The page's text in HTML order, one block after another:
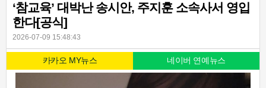
‘참교육’ 대박난 송시안, 주지훈 소속사서 영입
한다[공식]
2026-07-09 15:48:43
카카오 MY뉴스 네이버 연예뉴스